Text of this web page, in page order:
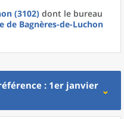
(3102) dont le bureau
de Bagnères-de-Luchon
: 1er janvier